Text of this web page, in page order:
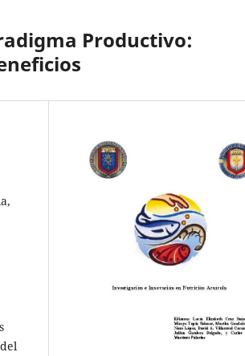
Productivo: